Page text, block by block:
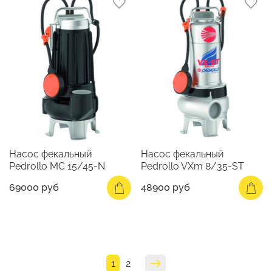
Насос фекальный
Pedrollo MC 15/45-N
69000 руб
Насос фекальный
Pedrollo VXm 8/35-ST
48900 руб
1 2